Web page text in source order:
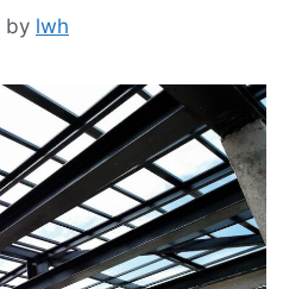
by lwh